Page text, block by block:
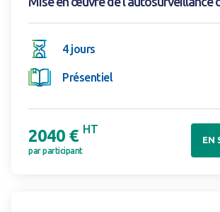
4 jours
Présentiel
2040 € HT
par participant
EN